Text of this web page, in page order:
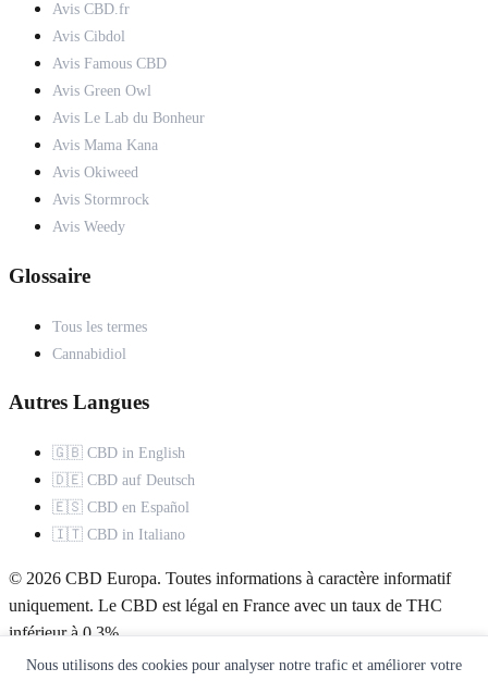
Avis CBD.fr
Avis Cibdol
Avis Famous CBD
Avis Green Owl
Avis Le Lab du Bonheur
Avis Mama Kana
Avis Okiweed
Avis Stormrock
Avis Weedy
Glossaire
Tous les termes
Cannabidiol
Autres Langues
🇬🇧 CBD in English
🇩🇪 CBD auf Deutsch
🇪🇸 CBD en Español
🇮🇹 CBD in Italiano
© 2026 CBD Europa. Toutes informations à caractère informatif
uniquement. Le CBD est légal en France avec un taux de THC
inférieur à 0,3%.
Nous utilisons des cookies pour analyser notre trafic et améliorer votre